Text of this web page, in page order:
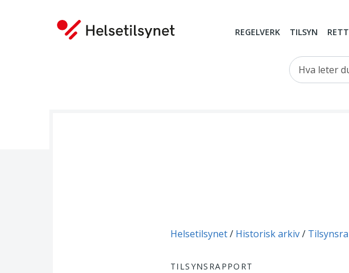
REGELVERK TILSYN
Hva leter du
Du er her:
Helsetilsynet Historisk arkiv
TILSYNSRAPPORT